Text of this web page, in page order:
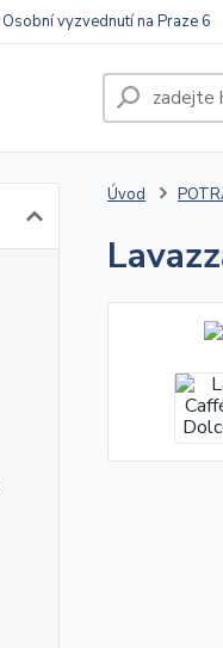
Osobní vyzvednutí na Praze 6
Úvod